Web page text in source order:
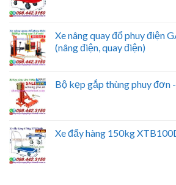
Xe nâng quay đổ phuy điện
(nâng điện, quay điện)
Bộ kẹp gắp thùng phuy đơn
Xe đẩy hàng 150kg